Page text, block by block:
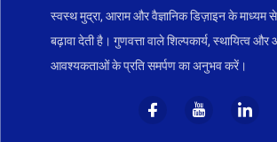
स्वस्थ मुद्रा, आराम और वैज्ञानिक डिज़ाइन के माध्यम
बढ़ावा देती है। गुणवत्ता वाले शिल्पकार्य, स्थायित्व
आवश्यकताओं के प्रति समर्पण का अनुभव करें।